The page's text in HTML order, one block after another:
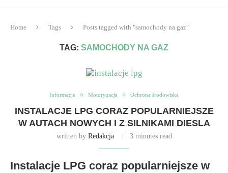
Home Tags Posts tagged with "samochody na gaz"
TAG: SAMOCHODY NA GAZ
Informacje Motoryzacja Ochrona środowiska
INSTALACJE LPG CORAZ POPULARNIEJSZE
W AUTACH NOWYCH I Z SILNIKAMI DIESLA
written by Redakcja 3 minutes read
Instalacje LPG coraz popularniejsze w